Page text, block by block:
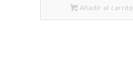
Añadir al carrito